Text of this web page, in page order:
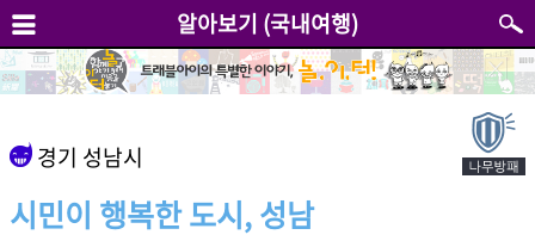
알아보기 (국내여행)
경기 성남시
시민이 행복한 도시, 성남